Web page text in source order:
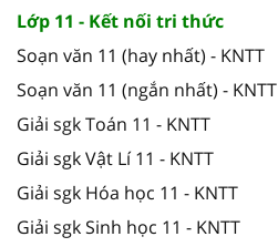
Lớp 11 - Kết nối tri thức
Soạn văn 11 (hay nhất) - KNTT
Soạn văn 11 (ngắn nhất) - KNTT
Giải sgk Toán 11 - KNTT
Giải sgk Vật Lí 11 - KNTT
Giải sgk Hóa học 11 - KNTT
Giải sgk Sinh học 11 - KNTT